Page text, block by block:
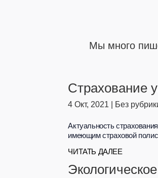
Мы много
Страхование
4 Окт, 2021 Без
Актуальность
имеющим страховой
ЧИТАТЬ ДАЛЕЕ